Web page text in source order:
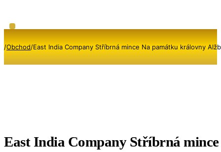
/Obchod/East India Company Stříbrná mince Na památku královny
East India Company Stříbrná